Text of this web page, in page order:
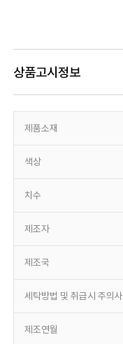
상품고시정보
제품소재
색상
치수
제조자
제조국
세탁방법 및 취급시 주의
제조연월